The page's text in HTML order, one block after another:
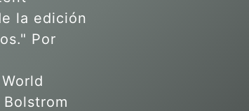
la edición
Por